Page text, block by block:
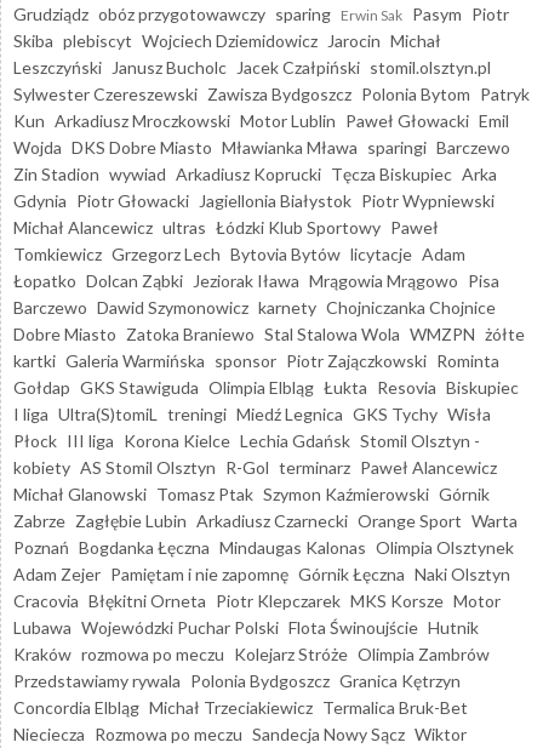
Grudziądz obóz przygotowawczy sparing Erwin Sak Pasym Piotr
Skiba plebiscyt Wojciech Dziemidowicz Jarocin Michał
Leszczyński
Janusz Bucholc Jacek Czałpiński stomil.olsztyn.pl
Sylwester Czereszewski Zawisza Bydgoszcz Polonia Bytom Patryk
Kun Arkadiusz Mroczkowski Motor Lublin Paweł Głowacki Emil
Wojda DKS Dobre Miasto Mławianka Mława sparingi Barczewo
Zin Stadion wywiad Arkadiusz Koprucki Tęcza Biskupiec Arka
Gdynia Piotr Głowacki Jagiellonia Białystok Piotr Wypniewski
Michał Alancewicz ultras Łódzki Klub Sportowy Paweł
Tomkiewicz Grzegorz Lech Bytovia Bytów licytacje Adam
Łopatko Dolcan Ząbki Jeziorak Iława Mrągowia Mrągowo Pisa
Barczewo Dawid Szymonowicz karnety Chojniczanka Chojnice
Dobre Miasto Zatoka Braniewo Stal Stalowa Wola WMZPN żółte
kartki Galeria Warmińska sponsor Piotr Zajączkowski Rominta
Gołdap GKS Stawiguda Olimpia Elbląg Łukta Resovia Biskupiec
I liga Ultra(S)tomiL treningi Miedź Legnica GKS Tychy Wisła
Płock III liga Korona Kielce Lechia Gdańsk Stomil Olsztyn -
kobiety AS Stomil Olsztyn R-Gol terminarz Paweł Alancewicz
Michał Glanowski Tomasz Ptak Szymon Kaźmierowski Górnik
Zabrze Zagłębie Lubin Arkadiusz Czarnecki Orange Sport Warta
Poznań Bogdanka Łęczna Mindaugas Kalonas Olimpia Olsztynek
Adam Zejer Pamiętam i nie zapomnę Górnik Łęczna Naki Olsztyn
Cracovia Błękitni Orneta Piotr Klepczarek MKS Korsze Motor
Lubawa Wojewódzki Puchar Polski Flota Świnoujście Hutnik
Kraków rozmowa po meczu Kolejarz Stróże Olimpia Zambrów
Przedstawiamy rywala Polonia Bydgoszcz Granica Kętrzyn
Concordia Elbląg Michał Trzeciakiewicz Termalica Bruk-Bet
Nieciecza Rozmowa po meczu Sandecja Nowy Sącz Wiktor